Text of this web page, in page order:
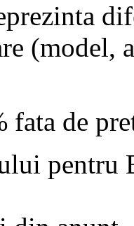
(model,
fata de
pentru